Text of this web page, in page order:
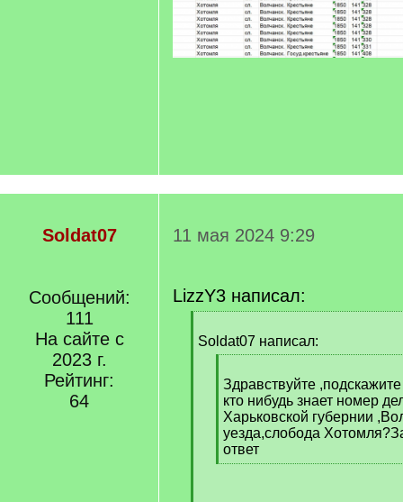
Soldat07
Сообщений:
111
На сайте с
2023 г.
Рейтинг:
64
11 мая 2024 9:29
LizzY3 написал:
q
Soldat07 написал:
q
]
Здравствуйте
кто нибудь знает номер
Харьковской губернии
уезда,слобода
ответ
[